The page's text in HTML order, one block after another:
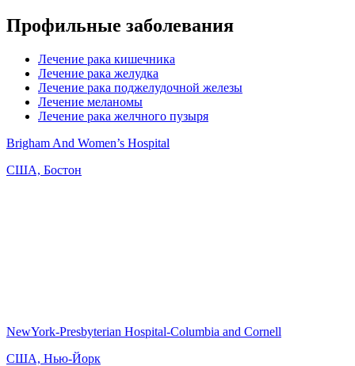
Профильные заболевания
Лечение рака кишечника
Лечение рака желудка
Лечение рака поджелудочной железы
Лечение меланомы
Лечение рака желчного пузыря
Brigham And Women’s Hospital
США, Бостон
NewYork-Presbyterian Hospital-Columbia and Cornell
США, Нью-Йорк